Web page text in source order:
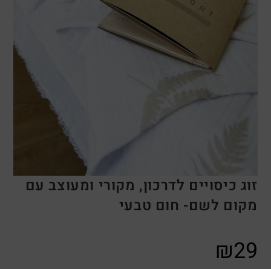
זוג כיסויים לדרכון, מקורי ומעוצב עם
מקום לשם- חום טבעי
₪29